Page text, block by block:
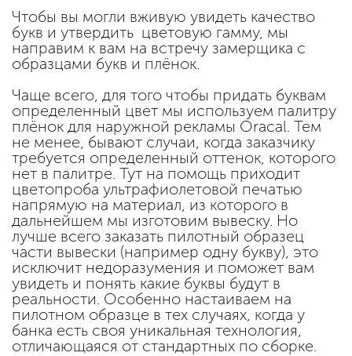
Чтобы вы могли вживую увидеть качество
букв и утвердить цветовую гамму, мы
направим к вам на встречу замерщика с
образцами букв и плёнок.
Чаще всего, для того чтобы придать буквам
определенный цвет мы используем палитру
плёнок для наружной рекламы Oracal. Тем
не менее, бывают случаи, когда заказчику
требуется определенный оттенок, которого
нет в палитре. Тут на помощь приходит
цветопроба ультрафиолетовой печатью
напрямую на материал, из которого в
дальнейшем мы изготовим вывеску. Но
лучше всего заказать пилотный образец
части вывески (например одну букву), это
исключит недоразумения и поможет вам
увидеть и понять какие буквы будут в
реальности. Особенно настаиваем на
пилотном образце в тех случаях, когда у
банка есть своя уникальная технология,
отличающаяся от стандартных по сборке.